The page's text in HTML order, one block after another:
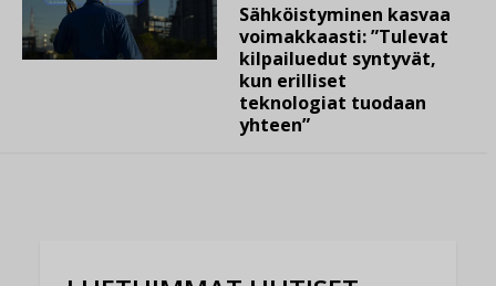
Sähköistyminen kasvaa
voimakkaasti: ”Tulevat
kilpailuedut syntyvät,
kun erilliset
teknologiat tuodaan
yhteen”